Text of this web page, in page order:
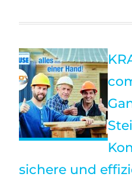
sichere und